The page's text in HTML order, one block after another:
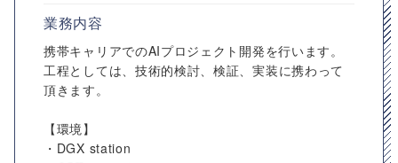
業務内容
携帯キャリアでのAIプロジェクト開発を行います。
工程としては、技術的検討、検証、実装に携わって
頂きます。
【環境】
・DGX station